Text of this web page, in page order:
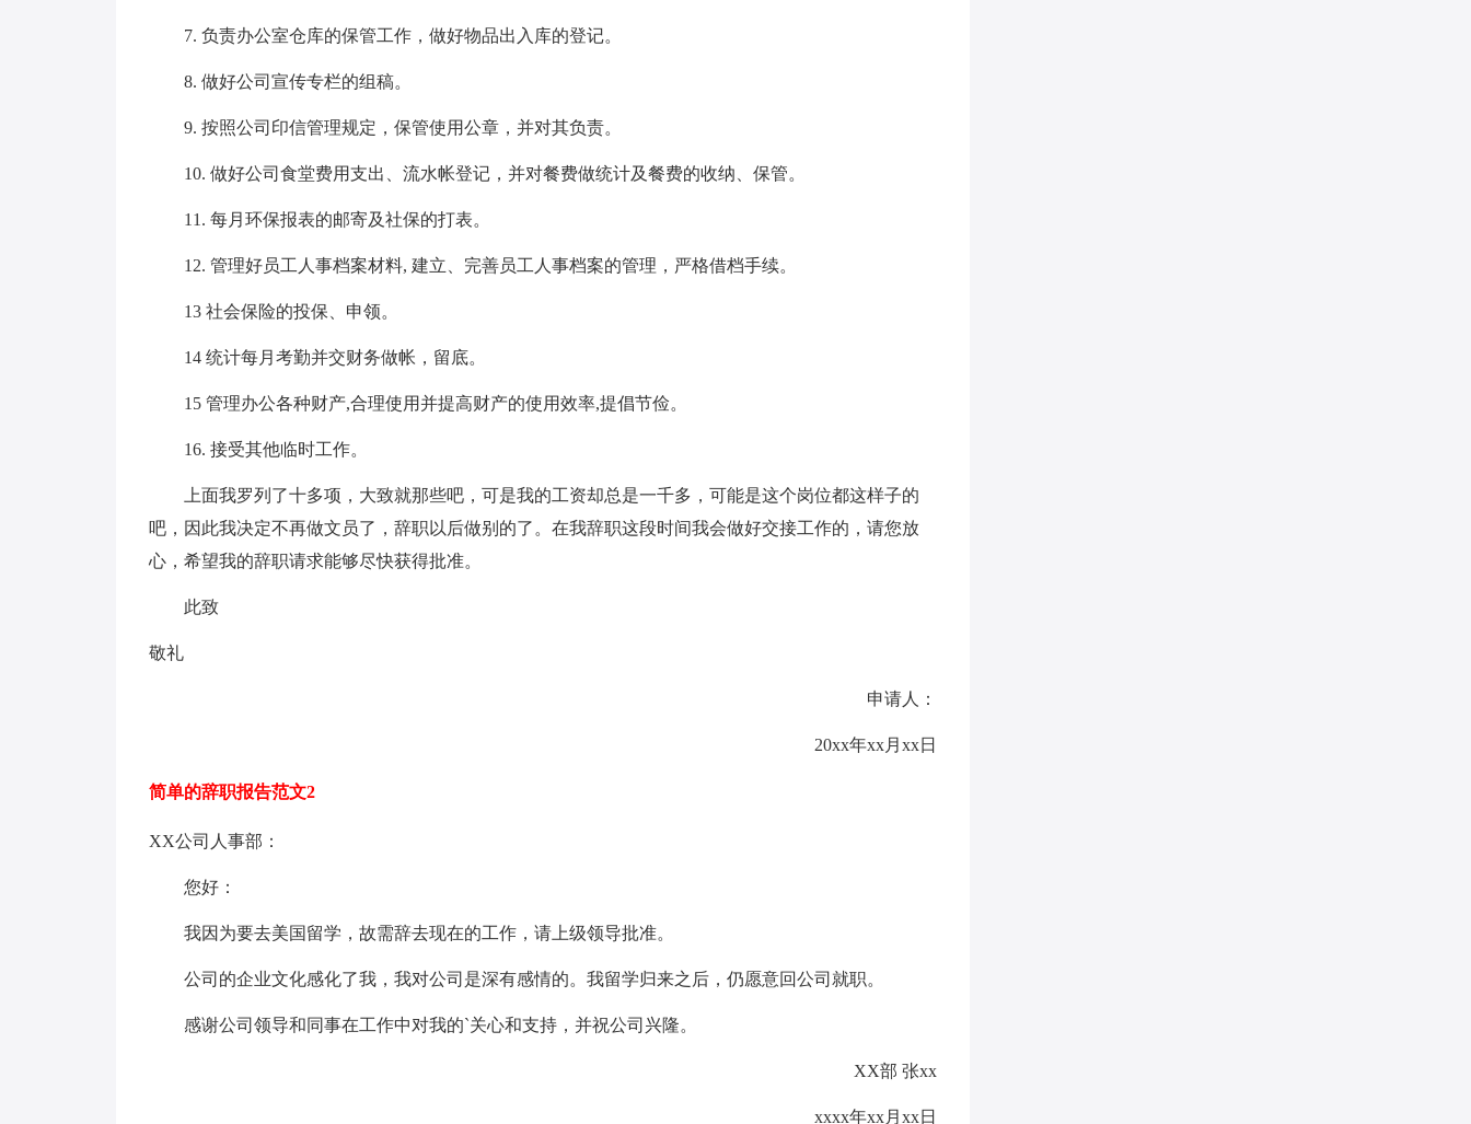
7. 负责办公室仓库的保管工作，做好物品出入库的登记。
8. 做好公司宣传专栏的组稿。
9. 按照公司印信管理规定，保管使用公章，并对其负责。
10. 做好公司食堂费用支出、流水帐登记，并对餐费做统计及餐费的收纳、保管。
11. 每月环保报表的邮寄及社保的打表。
12. 管理好员工人事档案材料, 建立、完善员工人事档案的管理，严格借档手续。
13 社会保险的投保、申领。
14 统计每月考勤并交财务做帐，留底。
15 管理办公各种财产,合理使用并提高财产的使用效率,提倡节俭。
16. 接受其他临时工作。
上面我罗列了十多项，大致就那些吧，可是我的工资却总是一千多，可能是这个岗位都这样子的
吧，因此我决定不再做文员了，辞职以后做别的了。在我辞职这段时间我会做好交接工作的，请您放
心，希望我的辞职请求能够尽快获得批准。
此致
敬礼
申请人：
20xx年xx月xx日
简单的辞职报告范文2
XX公司人事部：
您好：
我因为要去美国留学，故需辞去现在的工作，请上级领导批准。
公司的企业文化感化了我，我对公司是深有感情的。我留学归来之后，仍愿意回公司就职。
感谢公司领导和同事在工作中对我的`关心和支持，并祝公司兴隆。
XX部 张xx
xxxx年xx月xx日